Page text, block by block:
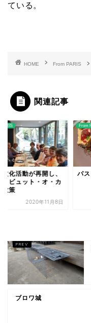
ている。
HOME From PARIS
関連記事
From PARIS
パスカル・バルボ
2022年2月5日
ブロワ城